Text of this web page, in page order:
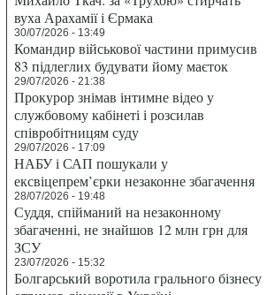
вуха Арахамії і Єрмака
30/07/2026 - 13:49
Командир військової частини примусив
83 підлеглих будувати йому маєток
29/07/2026 - 21:38
Прокурор знімав інтимне відео у
службовому кабінеті і розсилав
співробітницям суду
29/07/2026 - 17:09
НАБУ і САП пошукали у
ексвіцепрем’єрки незаконне збагачення
28/07/2026 - 19:48
Суддя, спійманий на незаконному
збагаченні, не знайшов 12 млн грн для
ЗСУ
23/07/2026 - 15:32
Болгарський воротила грального бізнесу